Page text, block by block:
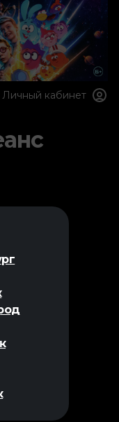
Личный кабинет